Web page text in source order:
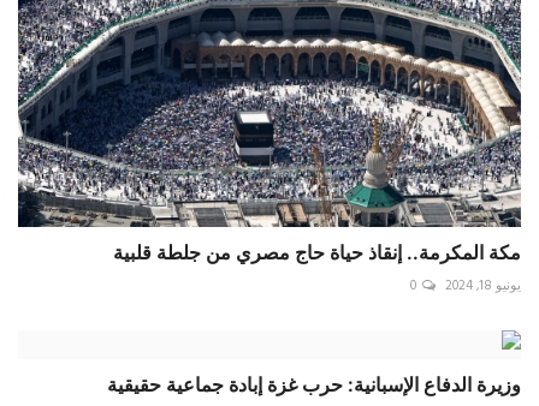
مكة المكرمة.. إنقاذ حياة حاج مصري من جلطة قلبية
يونيو 18, 2024 0
وزيرة الدفاع الإسبانية: حرب غزة إبادة جماعية حقيقية